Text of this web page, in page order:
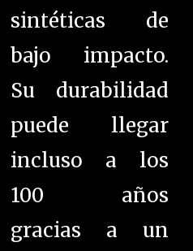
sintéticas de
bajo impacto.
Su durabilidad
puede llegar
incluso a los
100 años
gracias a un